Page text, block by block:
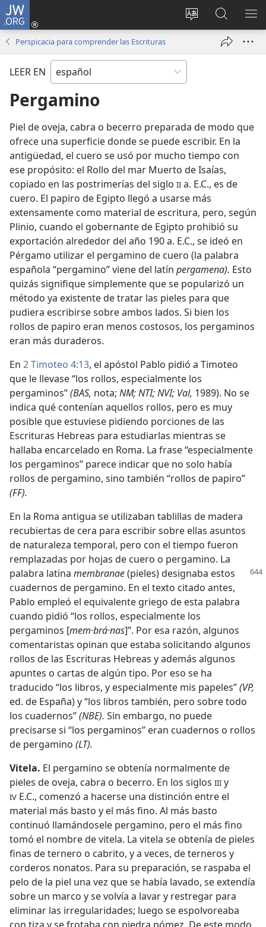
JW.ORG
Cambiar
del sitio
Iniciar
sesión
nueva
en
jw.org
Perspicacia para comprender las Escrituras
LEER EN
Pergamino
Piel de oveja, cabra o becerro preparada de modo que
ofrece una superficie donde se puede escribir. En la
antigüedad, el cuero se usó por mucho tiempo con
ese propósito: el Rollo del mar Muerto de Isaías,
copiado en las postrimerías del siglo II a. E.C., es de
cuero. El papiro de Egipto llegó a usarse más
extensamente como material de escritura, pero, según
Plinio, cuando el gobernante de Egipto prohibió su
exportación alrededor del año 190 a. E.C., se ideó en
Pérgamo utilizar el pergamino de cuero (la palabra
española “pergamino” viene del latín pergamena). Esto
quizás signifique simplemente que se popularizó un
método ya existente de tratar las pieles para que
pudiera escribirse sobre ambos lados. Si bien los
rollos de papiro eran menos costosos, los pergaminos
eran más duraderos.
En 2 Timoteo 4:13, el apóstol Pablo pidió a Timoteo
que le llevase “los rollos, especialmente los
pergaminos”(BAS, nota; NM; NTI; NVI; Val, 1989). No se
indica qué contenían aquellos rollos, pero es muy
posible que estuviese pidiendo porciones de las
Escrituras Hebreas para estudiarlas mientras se
hallaba encarcelado en Roma. La frase “especialmente
los pergaminos” parece indicar que no solo había
rollos de pergamino, sino también “rollos de papiro”
(FF).
En la Roma antigua se utilizaban tablillas de madera
recubiertas de cera para escribir sobre ellas asuntos
de naturaleza temporal, pero con el tiempo fueron
remplazadas por hojas de cuero o pergamino. La
palabra latina membranae(pieles)designaba estos
cuadernos de pergamino. En el texto citado antes,
Pablo empleó el equivalente griego de esta palabra
cuando pidió “los rollos, especialmente los
pergaminos [mem·brá·nas]”. Por esa razón, algunos
comentaristas opinan que estaba solicitando algunos
rollos de las Escrituras Hebreas y además algunos
apuntes o cartas de algún tipo. Por eso se ha
traducido “los libros, y especialmente mis papeles”(VP,
ed. de España) y “los libros también, pero sobre todo
los cuadernos”(NBE). Sin embargo, no puede
precisarse si “los pergaminos” eran cuadernos o rollos
de pergamino (LT).
Vitela. El pergamino se obtenía normalmente de
pieles de oveja, cabra o becerro. En los siglos III y
IV E.C., comenzó a hacerse una distinción entre el
material más basto y el más fino. Al más basto
continuó llamándosele pergamino, pero el más fino
tomó el nombre de vitela. La vitela se obtenía de pieles
finas de ternero o cabrito, y a veces, de terneros y
corderos nonatos. Para su preparación, se raspaba el
pelo de la piel una vez que se había lavado, se extendía
sobre un marco y se volvía a lavar y restregar para
eliminar las irregularidades; luego se espolvoreaba